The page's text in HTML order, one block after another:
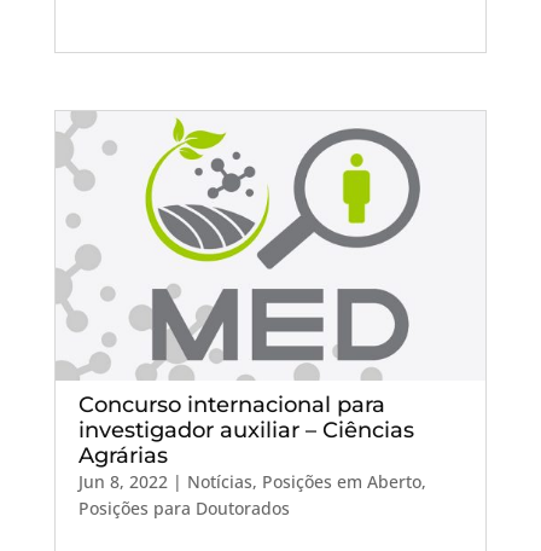
Concurso internacional para
investigador auxiliar – Ciências
Agrárias
Jun 8, 2022 | Notícias, Posições em Aberto,
Posições para Doutorados